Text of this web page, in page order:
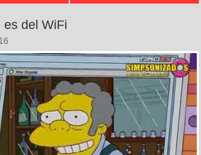
es del WiFi